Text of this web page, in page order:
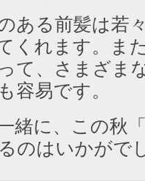
ある前髪は若
くれます。ま
て、さまざま
容易です。
緒に、この秋
のはいかがで